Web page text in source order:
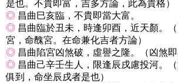
是也。不貴即富，吉多方論，此為貴格）
◎ 昌曲巳亥臨，不貴即當大富。
◎ 昌曲臨於丑未，時逢卯酉，近天顏。
宮，命醜宮。在命兼化吉者方論）
◎ 昌曲陷宮凶煞破，虛譽之隆。（凶煞即
◎ 昌曲己辛壬生人，限逢辰戌慮投河。
俱到，命坐辰戌者是也）